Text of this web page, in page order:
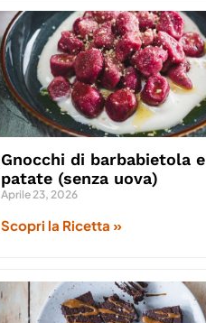
Gnocchi di barbabietola e
patate (senza uova)
Aprile 23, 2026
Scopri la Ricetta »